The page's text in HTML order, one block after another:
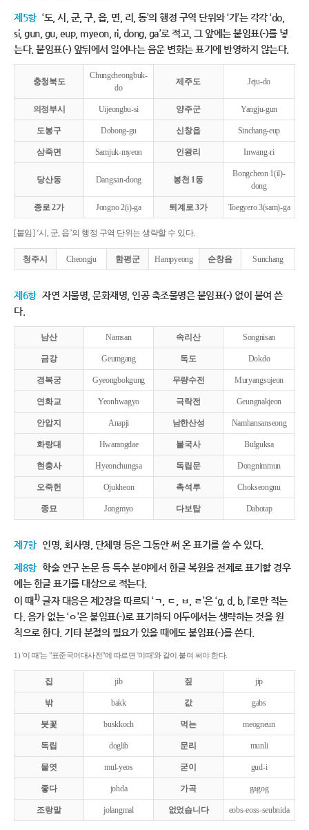
제5항 ‘도, 시, 군, 구, 읍, 면, 리, 동’의 행정 구역 단위와 ‘가’는 각각 ‘do,
si, gun, gu, eup, myeon, ri, dong, ga’로 적고, 그 앞에는 붙임표(-)를 넣
는다. 붙임표(-) 앞뒤에서 일어나는 음운 변화는 표기에 반영하지 않는다.
충청북도
Chungcheongbuk-
do
제주도 Jeju-do
의정부시 Uijeongbu-si 양주군 Yangju-gun
도봉구 Dobong-gu 신창읍 Sinchang-eup
삼죽면 Samjuk-myeon 인왕리 Inwang-ri
당산동 Dangsan-dong 봉천 1동
Bongcheon 1(il)-
dong
종로 2가 Jongno 2(i)-ga 퇴계로 3가 Toegyero 3(sam)-ga
[붙임] ‘시, 군, 읍’의 행정 구역 단위는 생략할 수 있다.
청주시 Cheongju 함평군 Hampyeong 순창읍 Sunchang
제6항 자연 지물명, 문화재명, 인공 축조물명은 붙임표(-) 없이 붙여 쓴
다.
남산 Namsan 속리산 Songnisan
금강 Geumgang 독도 Dokdo
경복궁 Gyeongbokgung 무량수전 Muryangsujeon
연화교 Yeonhwagyo 극락전 Geungnakjeon
안압지 Anapji 남한산성 Namhansanseong
화랑대 Hwarangdae 불국사 Bulguksa
현충사 Hyeonchungsa 독립문 Dongnimmun
오죽헌 Ojukheon 촉석루 Chokseongnu
종묘 Jongmyo 다보탑 Dabotap
제7항 인명, 회사명, 단체명 등은 그동안 써 온 표기를 쓸 수 있다.
제8항 학술 연구 논문 등 특수 분야에서 한글 복원을 전제로 표기할 경우
에는 한글 표기를 대상으로 적는다.
이 때1)글자 대응은 제2장을 따르되 ‘ㄱ, ㄷ, ㅂ, ㄹ’은 ‘g, d, b, l’로만 적는
다. 음가 없는 ‘ㅇ’은 붙임표(-)로 표기하되 어두에서는 생략하는 것을 원
칙으로 한다. 기타 분절의 필요가 있을 때에도 붙임표(-)를 쓴다.
1) '이 때'는 "표준국어대사전"에 따르면 '이때'와 같이 붙여 써야 한다.
집 jib 짚 jip
밖 bakk 값 gabs
붓꽃 buskkoch 먹는 meogneun
독립 doglib 문리 munli
물엿 mul-yeos 굳이 gud-i
좋다 johda 가곡 gagog
조랑말 jolangmal 없었습니다 eobs-eoss-seubnida